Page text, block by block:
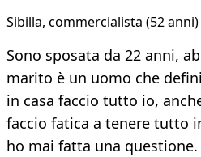
Sibilla, commercialista (52 anni)
Sono sposata da 22 anni,
marito è un uomo che
in casa faccio tutto io,
faccio fatica a tenere tutto
ho mai fatta una questione.